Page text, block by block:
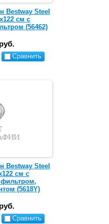
Bestway Steel
см с
(56462)
Сравнить
Bestway Steel
см с
(5618Y)
Сравнить